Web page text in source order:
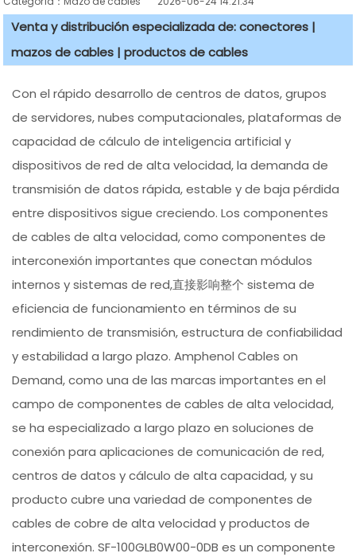
Venta y distribución especializada de: conectores |
mazos de cables | productos de cables
Con el rápido desarrollo de centros de datos, grupos
de servidores, nubes computacionales, plataformas de
capacidad de cálculo de inteligencia artificial y
dispositivos de red de alta velocidad, la demanda de
transmisión de datos rápida, estable y de baja pérdida
entre dispositivos sigue creciendo. Los componentes
de cables de alta velocidad, como componentes de
interconexión importantes que conectan módulos
internos y sistemas de red,直接影响整个 sistema de
eficiencia de funcionamiento en términos de su
rendimiento de transmisión, estructura de confiabilidad
y estabilidad a largo plazo. Amphenol Cables on
Demand, como una de las marcas importantes en el
campo de componentes de cables de alta velocidad,
se ha especializado a largo plazo en soluciones de
conexión para aplicaciones de comunicación de red,
centros de datos y cálculo de alta capacidad, y su
producto cubre una variedad de componentes de
cables de cobre de alta velocidad y productos de
interconexión. SF-100GLB0W00-0DB es un componente